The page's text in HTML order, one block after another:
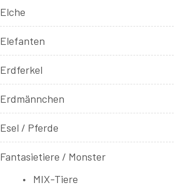
Elche
Elefanten
Erdferkel
Erdmännchen
Esel / Pferde
Fantasietiere / Monster
MIX-Tiere